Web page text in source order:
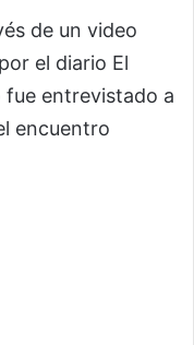
de un video
el diario El
fue entrevistado a
encuentro